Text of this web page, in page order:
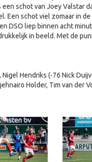
schot van Joey Valstar
Een schot viel zomaar in
DSO liep binnen acht
in beeld. Met de
Hendriks (-76 Nick
Holder, Tim van der